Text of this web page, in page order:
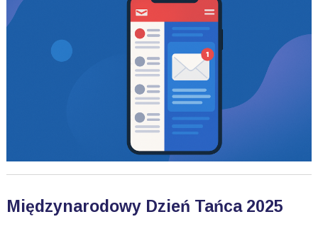
Międzynarodowy Dzień Tańca 2025